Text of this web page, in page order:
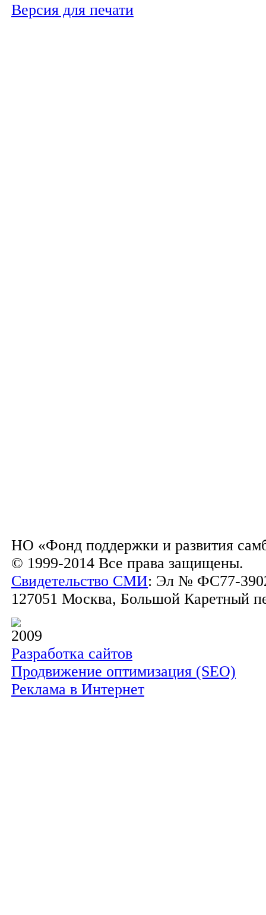
Версия для печати
НО «Фонд поддержки и развития
© 1999-2014 Все права защищены.
Свидетельство СМИ: Эл № ФС77-
127051 Москва, Большой Каретный
2009
Разработка сайтов
Продвижение оптимизация (SEO)
Реклама в Интернет